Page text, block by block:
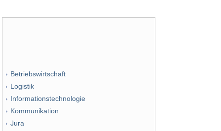
Betriebswirtschaft
Logistik
Informationstechnologie
Kommunikation
Jura